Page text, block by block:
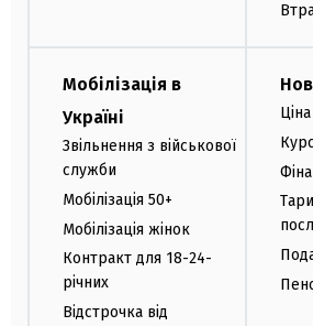
Мобілізація в
Україні
Звільнення з військової
служби
Мобілізація 50+
Мобілізація жінок
Контракт для 18-24-
річних
Відстрочка від